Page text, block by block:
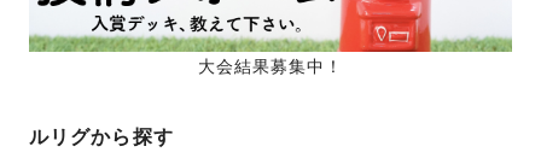
大会結果募集中！
ルリグから探す